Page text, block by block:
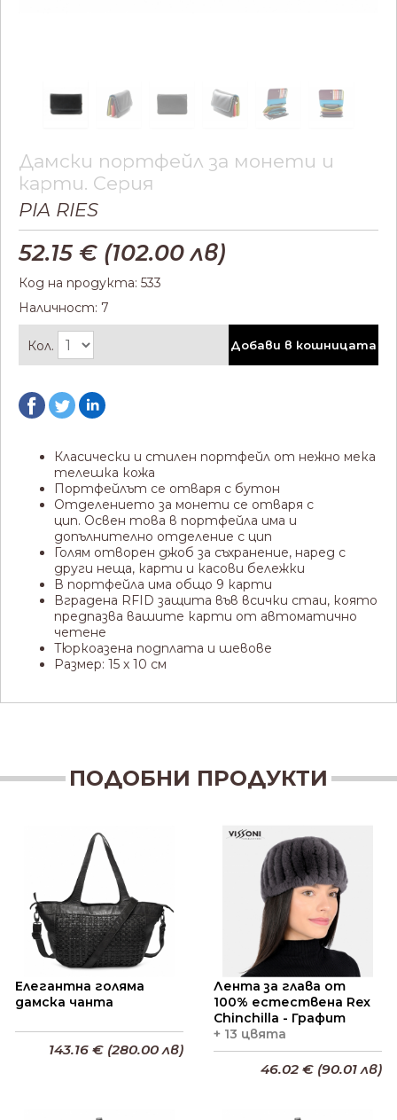
Дамски портфейл за монети и
карти. Серия
PIA RIES
52.15 € (102.00 лв)
Код на продукта: 533
Наличност: 7
Кол. Добави в кошницата
Класически и стилен портфейл от нежно мека
телешка кожа
Портфейлът се отваря с бутон
Отделението за монети се отваря с
цип. Освен това в портфейла има и
допълнително отделение с цип
Голям отворен джоб за съхранение, наред с
други неща, карти и касови бележки
В портфейла има общо 9 карти
Вградена RFID защита във всички стаи, която
предпазва вашите карти от автоматично
четене
Тюркоазена подплата и шевове
Размер: 15 х 10 см
ПОДОБНИ ПРОДУКТИ
Елегантна голяма
дамска чанта
143.16 € (280.00 лв)
Лента за глава от
100% естествена Rex
Chinchilla - Графит
+ 13 цвята
46.02 € (90.01 лв)